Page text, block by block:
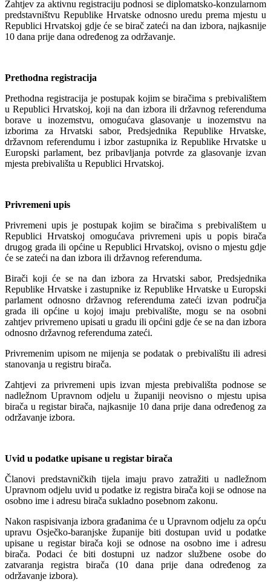
Zahtjev za aktivnu registraciju podnosi se diplomatsko-konzularnom
predstavništvu Republike Hrvatske odnosno uredu prema mjestu u
Republici Hrvatskoj gdje će se birač zateći na dan izbora, najkasnije
10 dana prije dana određenog za održavanje.
Prethodna registracija
Prethodna registracija je postupak kojim se biračima s prebivalištem
u Republici Hrvatskoj, koji na dan izbora ili državnog referenduma
borave u inozemstvu, omogućava glasovanje u inozemstvu na
izborima za Hrvatski sabor, Predsjednika Republike Hrvatske,
državnom referendumu i izbor zastupnika iz Republike Hrvatske u
Europski parlament, bez pribavljanja potvrde za glasovanje izvan
mjesta prebivališta u Republici Hrvatskoj.
Privremeni upis
Privremeni upis je postupak kojim se biračima s prebivalištem u
Republici Hrvatskoj omogućava privremeni upis u popis birača
drugog grada ili općine u Republici Hrvatskoj, ovisno o mjestu gdje
će se zateći na dan izbora ili državnog referenduma.
Birači koji će se na dan izbora za Hrvatski sabor, Predsjednika
Republike Hrvatske i zastupnike iz Republike Hrvatske u Europski
parlament odnosno državnog referenduma zateći izvan područja
grada ili općine u kojoj imaju prebivalište, mogu se na osobni
zahtjev privremeno upisati u gradu ili općini gdje će se na dan izbora
odnosno državnog referenduma zateći.
Privremenim upisom ne mijenja se podatak o prebivalištu ili adresi
stanovanja u registru birača.
Zahtjevi za privremeni upis izvan mjesta prebivališta podnose se
nadležnom Upravnom odjelu u županiji neovisno o mjestu upisa
birača u registar birača, najkasnije 10 dana prije dana određenog za
održavanje izbora.
Uvid u podatke upisane u registar birača
Članovi predstavničkih tijela imaju pravo zatražiti u nadležnom
Upravnom odjelu uvid u podatke iz registra birača koji se odnose na
osobno ime i adresu birača sukladno posebnom zakonu.
Nakon raspisivanja izbora građanima će u Upravnom odjelu za opću
upravu Osječko-baranjske županije biti dostupan uvid u podatke
upisane u registar birača koji se odnose na osobno ime i adresu
birača. Podaci će biti dostupni uz nadzor službene osobe do
zatvaranja registra birača (10 dana prije dana određenog za
održavanje izbora).